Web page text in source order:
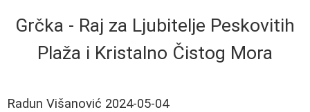
Grčka - Raj za Ljubitelje Peskovitih
Plaža i Kristalno Čistog Mora
Radun Višanović 2024-05-04